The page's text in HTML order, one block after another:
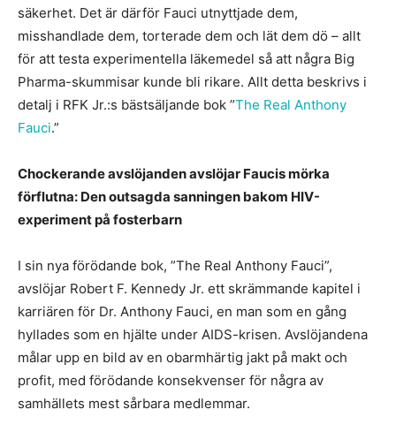
säkerhet. Det är därför Fauci utnyttjade dem,
misshandlade dem, torterade dem och lät dem dö – allt
för att testa experimentella läkemedel så att några Big
Pharma-skummisar kunde bli rikare. Allt detta beskrivs i
detalj i RFK Jr.:s bästsäljande bok ”The Real Anthony
Fauci.”
Chockerande avslöjanden avslöjar Faucis mörka
förflutna: Den outsagda sanningen bakom HIV-
experiment på fosterbarn
I sin nya förödande bok, ”The Real Anthony Fauci”,
avslöjar Robert F. Kennedy Jr. ett skrämmande kapitel i
karriären för Dr. Anthony Fauci, en man som en gång
hyllades som en hjälte under AIDS-krisen. Avslöjandena
målar upp en bild av en obarmhärtig jakt på makt och
profit, med förödande konsekvenser för några av
samhällets mest sårbara medlemmar.